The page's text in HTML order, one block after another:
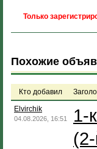
Только
Похожие
Кто добавил
Elvirchik
04.08.2026, 16:51
1-